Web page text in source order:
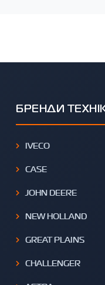
БРЕНДИ
IVECO
CASE
JOHN DEERE
NEW HOLLAND
GREAT PLAINS
CHALLENGER